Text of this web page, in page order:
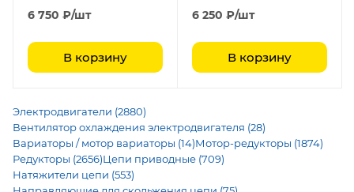
6 750 ₽/шт
В корзину
6 250 ₽/шт
В корзину
Электродвигатели (2880)
Вентилятор охлаждения электродвигателя (28)
Вариаторы / мотор вариаторы (14)Мотор-редукторы (1874)
Редукторы (2656)Цепи приводные (709)
Натяжители цепи (553)